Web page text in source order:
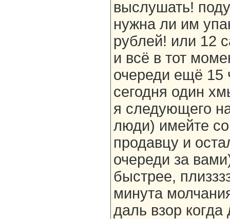
выслушать!
нужна ли им
рублей! или 12
и всё в тот
очереди ещё 15
сегодня один
я следующего
люди) имейте
продавцу и
очереди за
быстрее,
минута
даль взор